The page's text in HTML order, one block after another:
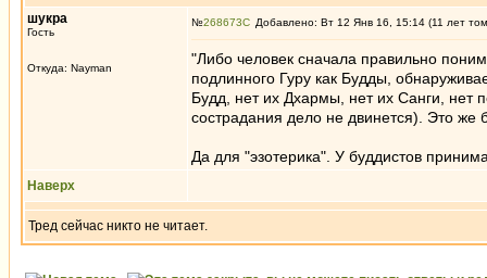
шукра
Гость
Откуда: Nayman
№268673 Добавлено: Вт 12 Янв 16, 15:14 (11 лет
"Либо человек сначала правильно
подлинного Гуру как Будды,
Будд, нет их Дхармы, нет их Санги, нет
сострадания дело не двинется). Это же
Да для "эзотерика". У буддистов
Наверх
Тред сейчас никто не читает.